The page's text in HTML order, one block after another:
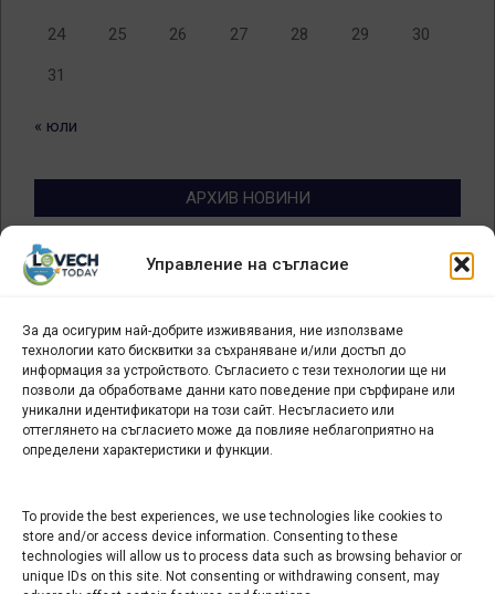
Управление на съгласие
За да осигурим най-добрите изживявания, ние използваме
технологии като бисквитки за съхраняване и/или достъп до
информация за устройството. Съгласието с тези технологии ще ни
позволи да обработваме данни като поведение при сърфиране или
уникални идентификатори на този сайт. Несъгласието или
оттеглянето на съгласието може да повлияе неблагоприятно на
определени характеристики и функции.
To provide the best experiences, we use technologies like cookies to
store and/or access device information. Consenting to these
technologies will allow us to process data such as browsing behavior or
unique IDs on this site. Not consenting or withdrawing consent, may
24 25 26 27 28 29 30
31
« юли
АРХИВ НОВИНИ
Архив
новини
БИЗНЕС
Арт галерия "Мостове" – магазин за изкуство
СЕВЕРОЗАПАДА ИНФОРМАЦИОНЕН БИЗНЕС
ТУРИСТИЧЕСКИ КЛЪСТЕР
ИНСТИТУЦИИ В ЛОВЕЧ
Административен съд Ловеч